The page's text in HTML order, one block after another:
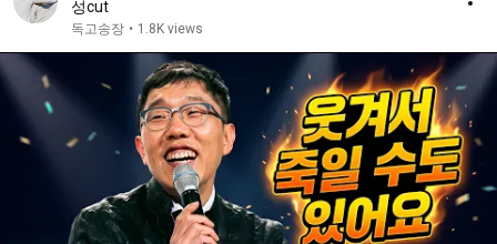
성cut
독고송장 • 1.8K views